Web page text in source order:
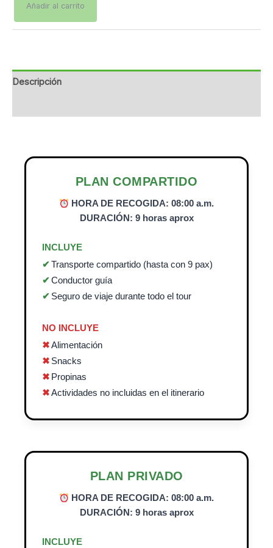
Añadir al carrito
Descripción
PLAN COMPARTIDO
HORA DE RECOGIDA: 08:00 a.m.
DURACIÓN: 9 horas aprox
INCLUYE
Transporte compartido (hasta con 9 pax)
Conductor guía
Seguro de viaje durante todo el tour
NO INCLUYE
Alimentación
Snacks
Propinas
Actividades no incluidas en el itinerario
PLAN PRIVADO
HORA DE RECOGIDA: 08:00 a.m.
DURACIÓN: 9 horas aprox
INCLUYE